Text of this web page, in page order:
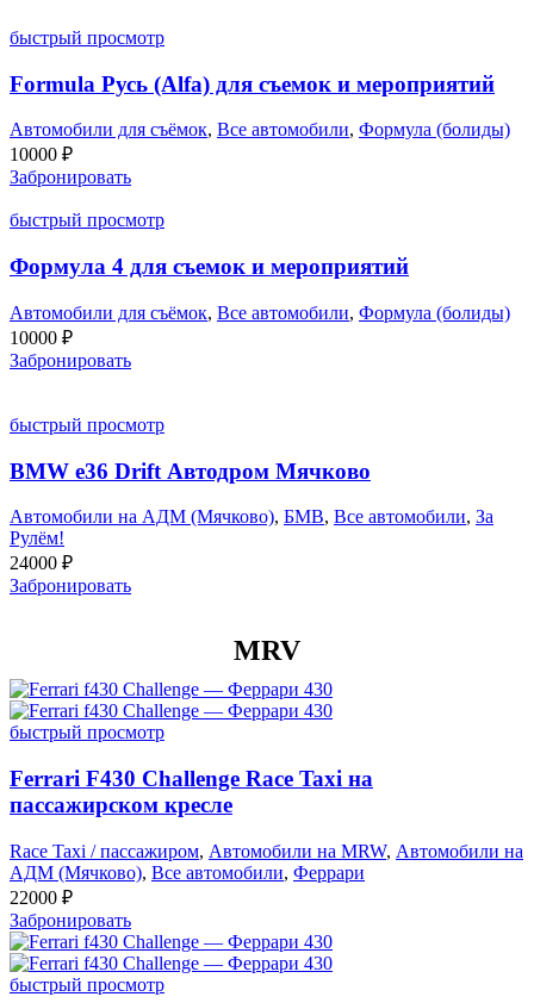
быстрый просмотр
Formula Русь (Alfa) для съемок и мероприятий
Автомобили для съёмок, Все автомобили, Формула (болиды)
10000 ₽
Забронировать
быстрый просмотр
Формула 4 для съемок и мероприятий
Автомобили для съёмок, Все автомобили, Формула (болиды)
10000 ₽
Забронировать
быстрый просмотр
BMW e36 Drift Автодром Мячково
Автомобили на АДМ (Мячково), БМВ, Все автомобили, За
Рулём!
24000 ₽
Забронировать
MRV
быстрый просмотр
Ferrari F430 Challenge Race Taxi на
пассажирском кресле
Race Taxi / пассажиром, Автомобили на MRW, Автомобили на
АДМ (Мячково), Все автомобили, Феррари
22000 ₽
Забронировать
быстрый просмотр